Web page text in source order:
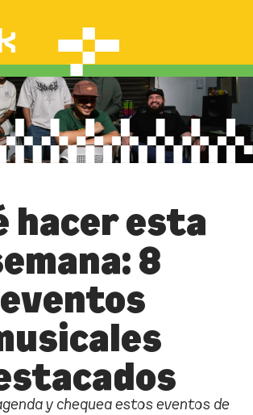
hacer esta
8
eventos
y chequea estos eventos de